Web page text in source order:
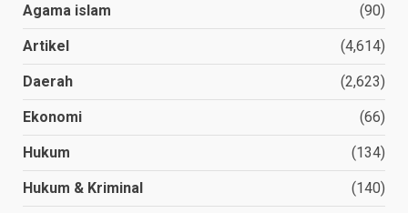
Agama islam (90)
Artikel (4,614)
Daerah (2,623)
Ekonomi (66)
Hukum (134)
Hukum & Kriminal (140)